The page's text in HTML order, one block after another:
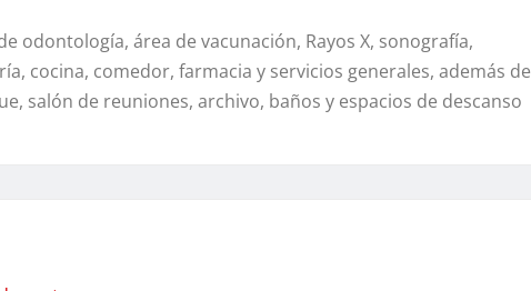
odontología, área de vacunación, Rayos X, sonografía,
cocina, comedor, farmacia y servicios generales, además de
salón de reuniones, archivo, baños y espacios de descanso